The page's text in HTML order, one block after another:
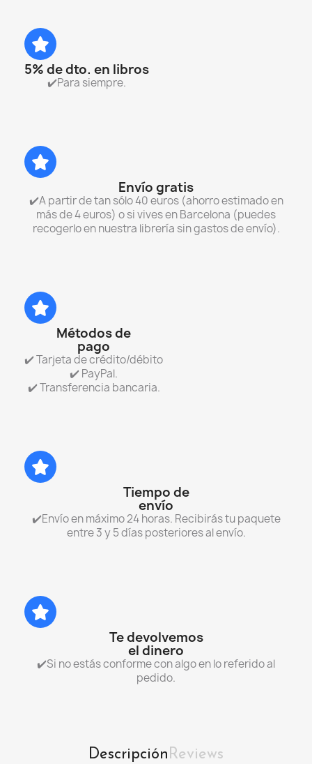
5% de dto. en libros
✔️Para siempre.
Envío gratis
✔️A partir de tan sólo 40 euros (ahorro estimado en
más de 4 euros) o si vives en Barcelona (puedes
recogerlo en nuestra librería sin gastos de envío).
Métodos de
pago
✔️ Tarjeta de crédito/débito
✔️ PayPal.
✔️ Transferencia bancaria.
Tiempo de
envío
✔️Envío en máximo 24 horas. Recibirás tu paquete
entre 3 y 5 días posteriores al envío.
Te devolvemos
el dinero
✔️Si no estás conforme con algo en lo referido al
pedido.
DescripciónReviews